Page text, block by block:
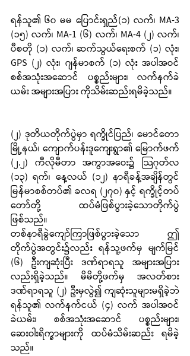
ရန်သူ၏ ၆၀ မမ ပြောင်းရှည်(၁) လက်၊ MA-3
(၁၅) လက်၊ MA-1 (၆) လက်၊ MA-4 (၂) လက်၊
ပီစတို (၁) လက်၊ ဆက်သွယ်ရေးစက် (၁) လုံး၊
GPS (၂) လုံး၊ ဂျန်မာစက် (၁) လုံး အပါအဝင်
စစ်အသုံးအဆောင် ပစ္စည်းများ၊ လက်နက်ခဲ
ယမ်း အများအပြား ကိုသိမ်းဆည်းရမိခဲ့သည်။
(၂) ဒုတိယတိုက်ပွဲမှာ ရက္ခိုင်ပြည်၊ မောင်တော
မြို့နယ်၊ ကျောက်ပန်းဒူကျေးရွာ၏ မြောက်ဖက်
(၂.၂) ကီလိုမီတာ အကွာအဝေး၌ သြဂုတ်လ
(၁၃) ရက်၊ နေ့လယ် (၁၂) နာရီခန့်အချိန်တွင်
မြန်မာစစ်တပ်၏ ခလရ (၂၇၀) နှင့် ရက္ခိုင့်တပ်
တော်တို့ ထပ်မံဖြစ်ပွားခဲ့သောတိုက်ပွဲ
ဖြစ်သည်။
တစ်နာရီခွဲကျော်ကြာဖြစ်ပွားခဲ့သော ဤ
တိုက်ပွဲအတွင်း၌လည်း ရန်သူ့ဖက်မှ မျက်မြင်
(၆) ဦးကျဆုံးပြီး ဒဏ်ရာရသူ အများအပြား
လည်းရှိခဲ့သည်။ မိမိတို့ဖက်မှ အလတ်စား
ဒဏ်ရာရသူ (၂) ဦးမှလွဲ၍ ကျဆုံးသူများမရှိခဲ့ဘဲ
ရန်သူ၏ လက်နက်ငယ် (၄) လက် အပါအဝင်
ခဲယမ်း၊ စစ်အသုံးအဆောင် ပစ္စည်းများ၊
ဆေးဝါးရိက္ခာများကို ထပ်မံသိမ်းဆည်း ရမိခဲ့
သည်။